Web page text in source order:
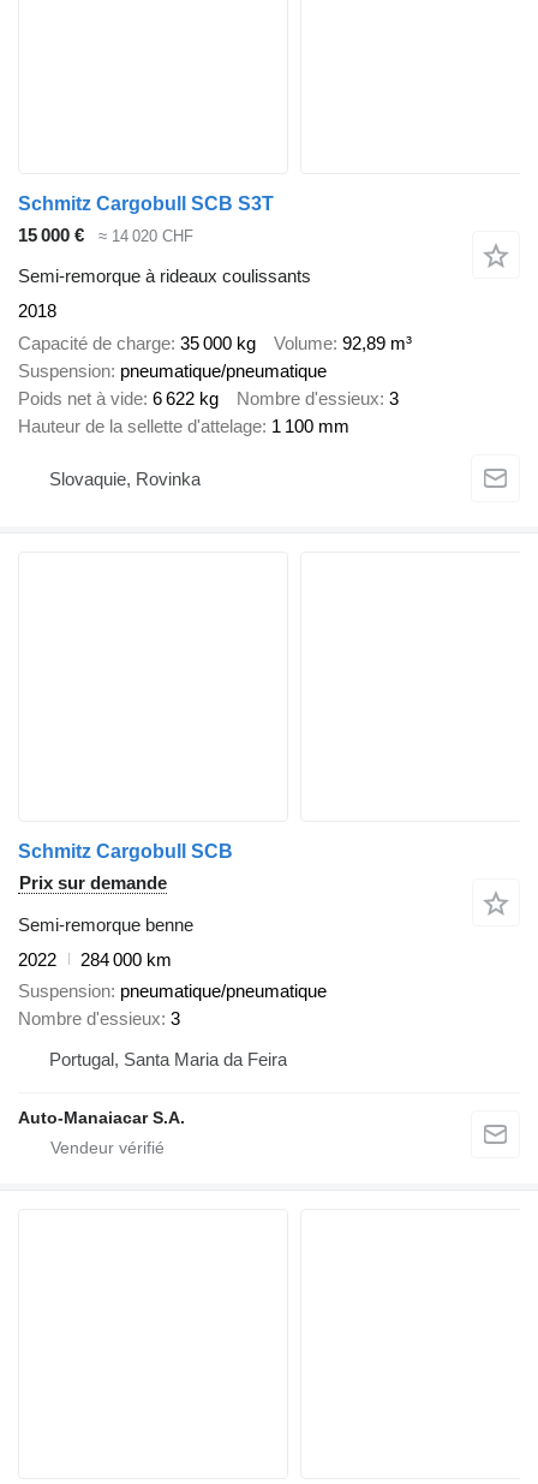
Schmitz Cargobull SCB S3T
15 000 €
≈ 14 020 CHF
Semi-remorque à rideaux coulissants
2018
Capacité de charge 35 000 kg Volume 92,89 m³
Suspension pneumatique/pneumatique
Poids net à vide 6 622 kg Nombre d'essieux 3
Hauteur de la sellette d'attelage 1 100 mm
Slovaquie, Rovinka
Schmitz Cargobull SCB
Prix sur demande
Semi-remorque benne
2022
284 000 km
Suspension pneumatique/pneumatique
Nombre d'essieux 3
Portugal, Santa Maria da Feira
Auto-Manaiacar S.A.